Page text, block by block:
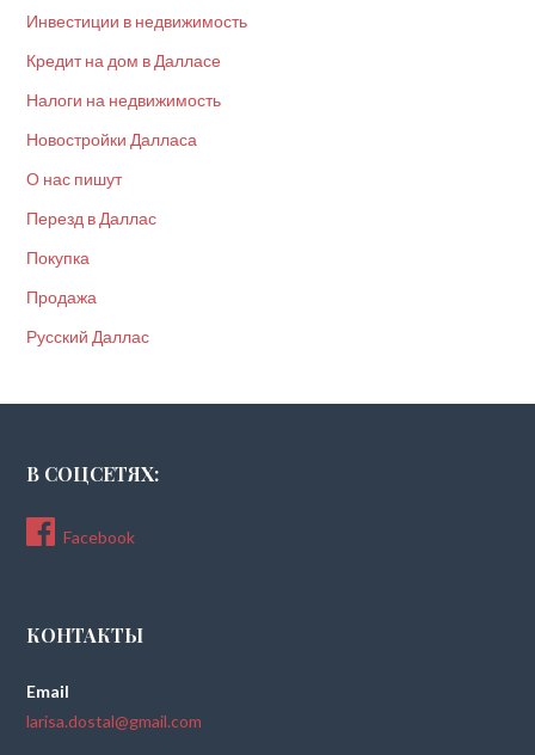
Инвестиции в недвижимость
Кредит на дом в Далласе
Налоги на недвижимость
Новостройки Далласа
О нас пишут
Перезд в Даллас
Покупка
Продажа
Русский Даллас
В СОЦСЕТЯХ:
Facebook
КОНТАКТЫ
Email
larisa.dostal@gmail.com